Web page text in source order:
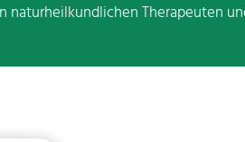
naturheilkundlichen Therapeuten